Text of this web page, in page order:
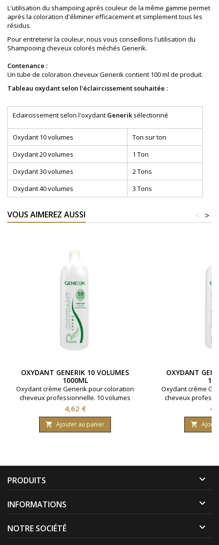
L'utilisation du shampoing après couleur de la même gamme permet
après la coloration d'éliminerefficacementet simplement tous les
résidus.
Pour entretenir la couleur, nous vous conseillons l'utilisation du
Shampooing cheveux colorés méchés Generik.
Contenance :
Un tube de coloration cheveux Generik contient 100 ml de produit.
Tableau oxydant selon l'éclaircissement souhaitée :
Eclaircissement selon l'oxydant Generiksélectionné
Oxydant 10 volumes
Ton sur ton
Oxydant 20 volumes
1 Ton
Oxydant 30 volumes
2 Tons
Oxydant 40 volumes
3 Tons
VOUS AIMEREZ AUSSI >
<
OXYDANT GENERIK 10 VOLUMES
1000ML
Oxydant crème Generik pour coloration
cheveux professionnelle. 10 volumes
contenant 3% d'eau oxygénée. Formule
avec une enrichissement en huile
protectrice reine des près ( limnanthes
alba ).Bouteille contenant 1000 ml.
Prix
4,62 €
 Ajouter au panier
OXYDANT
Oxydant crème
cheveux
contenant 6%
avec une
protectrice reine
alba ).Bouteille

PRODUITS 
INFORMATIONS 
NOTRE SOCIÉTÉ 